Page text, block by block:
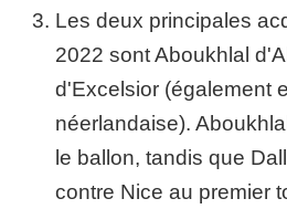
Les deux principales
2022 sont Aboukhlal
d'Excelsior (également
néerlandaise).
le ballon, tandis que
contre Nice au premier